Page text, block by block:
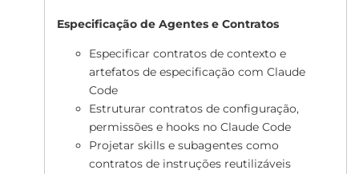
Especificação de Agentes e Contratos
Especificar contratos de contexto e
artefatos de especificação com Claude
Code
Estruturar contratos de configuração,
permissões e hooks no Claude Code
Projetar skills e subagentes como
contratos de instruções reutilizáveis